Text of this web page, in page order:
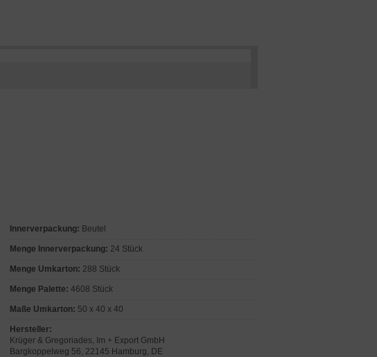
Innerverpackung: Beutel
Menge Innerverpackung: 24 Stück
Menge Umkarton: 288 Stück
Menge Palette: 4608 Stück
Maße Umkarton: 50 x 40 x 40
Hersteller:
Krüger & Gregoriades, Im + Export GmbH
Bargkoppelweg 56, 22145 Hamburg, DE